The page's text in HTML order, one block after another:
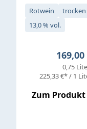
Rotwein
trocken
13,0 % vol.
169,00
0,75
225,33 €* / 1
Zum Produkt